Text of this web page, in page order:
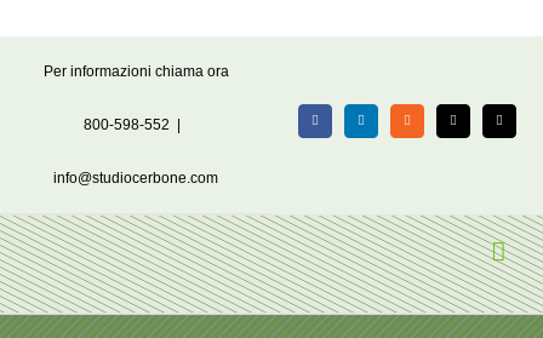
Per informazioni chiama ora
800-598-552
info@studiocerbone.com
FacebookLinkedIn Rss X Email